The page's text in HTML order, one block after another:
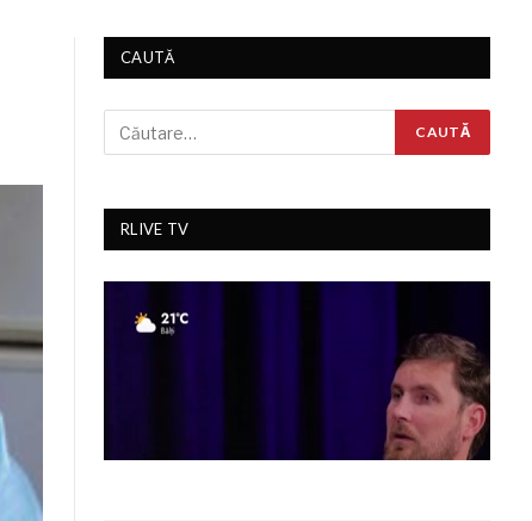
CAUTĂ
RLIVE TV